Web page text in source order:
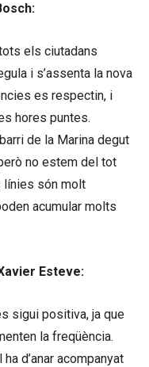
els ciutadans
i s’assenta la nova
es respectin, i
hores puntes.
de la Marina degut
no estem del tot
línies són molt
acumular molts
Esteve:
sigui positiva, ja que
la freqüència.
d’anar acompanyat